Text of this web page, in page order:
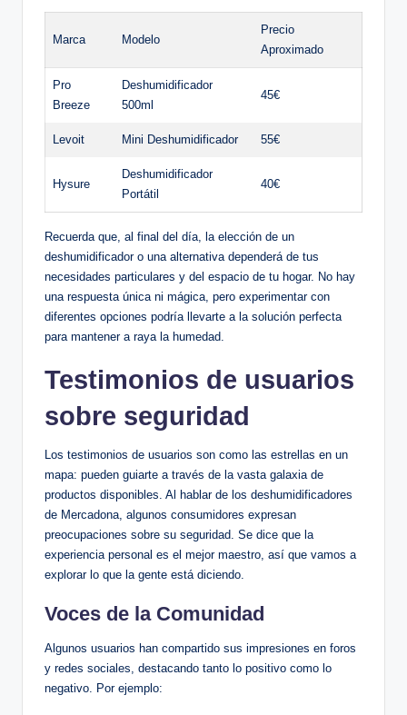
Marca Modelo
Precio
Aproximado
Pro⁤
Breeze
Deshumidificador​
500ml
45€
Levoit Mini Deshumidificador 55€
Hysure
Deshumidificador
Portátil
40€
Recuerda ⁢que, al final​ del día, la elección de un
deshumidificador o⁤ una alternativa dependerá de tus
necesidades particulares y del espacio de tu ​hogar. ⁣No hay
una respuesta única ⁣ni⁢ mágica, pero experimentar con
diferentes opciones podría⁣ llevarte‌ a la solución perfecta
para mantener a‌ raya la humedad.
Testimonios de usuarios
sobre​ seguridad
Los testimonios de usuarios⁣ son‌ como las estrellas en⁤ un⁣
mapa: pueden guiarte a‍ través de la vasta galaxia de
productos disponibles.⁣ Al hablar de los​ deshumidificadores
de Mercadona, algunos consumidores expresan⁣
preocupaciones sobre su seguridad. Se dice que​ la
experiencia personal es el mejor maestro, así que ‌vamos a
explorar lo que la gente está diciendo.
Voces de ⁤la⁣ Comunidad
Algunos ​usuarios han compartido sus impresiones en foros⁤
y ⁢redes sociales,⁤ destacando tanto lo positivo como lo
negativo. Por ejemplo: